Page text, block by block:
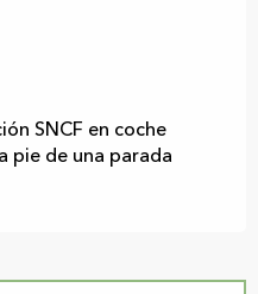
SNCF en coche
pie de una parada